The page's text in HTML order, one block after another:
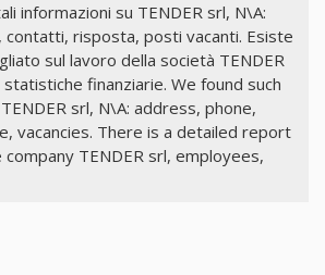
informazioni su TENDER srl, N\A:
risposta, posti vacanti. Esiste
sul lavoro della società TENDER
finanziarie. We found such
srl, N\A: address, phone,
vacancies. There is a detailed report
TENDER srl, employees,